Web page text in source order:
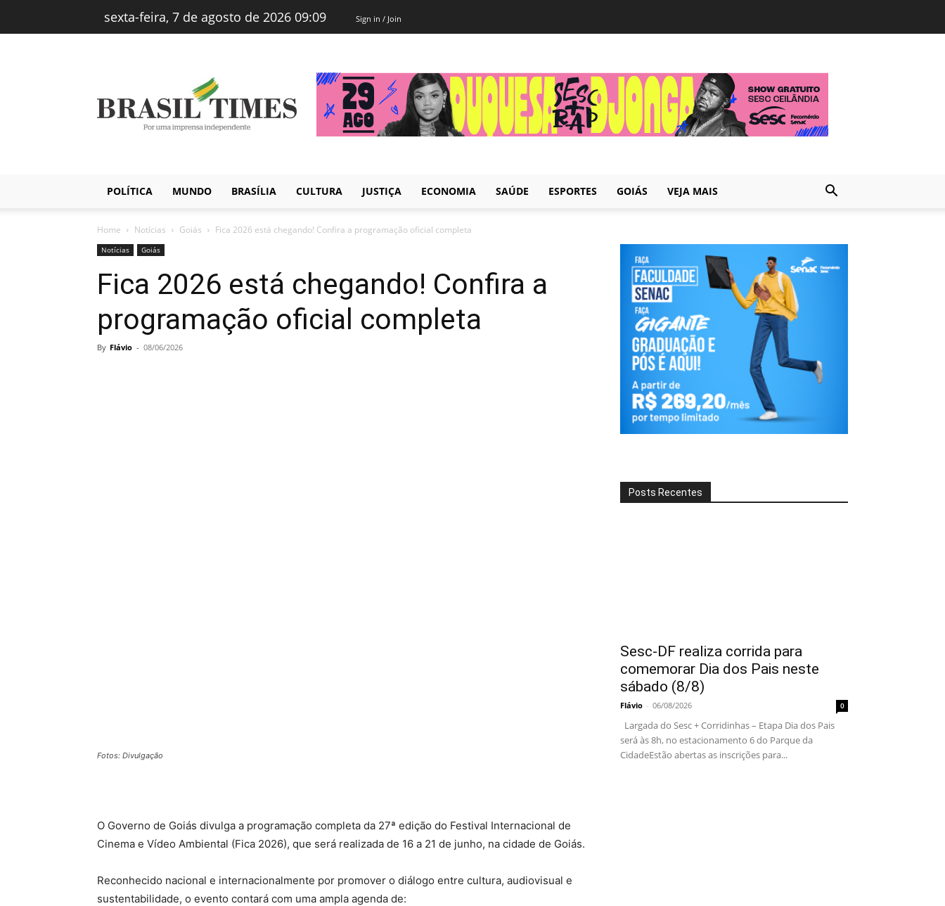
sexta-feira, 7 de agosto de 2026 09:09 Sign in / Join
Brasiltimes
–
Notícias
POLÍTICA MUNDO BRASÍLIA CULTURA JUSTIÇA ECONOMIA SAÚDE ESPORTES GOIÁS VEJA MAIS
Home Notícias Goiás Fica 2026 está chegando! Confira a programação oficial completa
Notícias Goiás
Fica 2026 está chegando! Confira a
programação oficial completa
By Flávio - 08/06/2026
Fotos: Divulgação
O Governo de Goiás divulga a programação completa da 27ª edição do Festival Internacional de
Cinema e Vídeo Ambiental (Fica 2026), que será realizada de 16 a 21 de junho, na cidade de Goiás.
Reconhecido nacional e internacionalmente por promover o diálogo entre cultura, audiovisual e
sustentabilidade, o evento contará com uma ampla agenda de:
Posts Recentes
Sesc-DF realiza corrida para
comemorar Dia dos Pais neste
sábado (8/8)
Flávio - 06/08/2026 0
Largada do Sesc + Corridinhas – Etapa Dia dos Pais
será às 8h, no estacionamento 6 do Parque da
CidadeEstão abertas as inscrições para...